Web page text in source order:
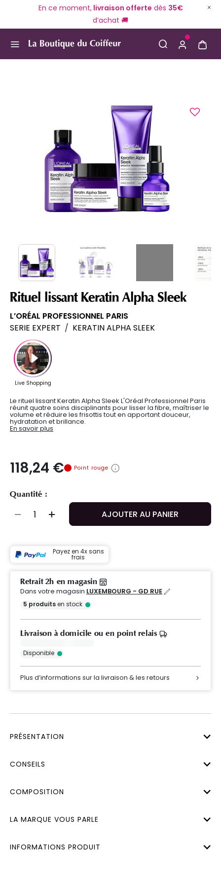
En ce moment,livraison offerte dès 35€
d’achat 🚚
Rituel lissant Keratin Alpha Sleek
L’ORÉAL PROFESSIONNEL PARIS
SERIE EXPERT / KERATIN ALPHA SLEEK
Le rituel lissant Keratin Alpha Sleek L'Oréal Professionnel Paris
réunit quatre soins disciplinants pour lisser la fibre, maîtriser le
volume et réduire les frisottis tout en apportant douceur,
hydratation et brillance.
En savoir plus
118,24 € Point rouge
Quantité :
AJOUTER AU PANIER
Payez en 4x sans
frais
Retrait 2h en magasin
Dans votre magasin LUXEMBOURG - GD RUE
5 produitsen stock
Livraison à domicile ou en point relais
Disponible
Plus d’informations sur la livraison & les retours
PRÉSENTATION
CONSEILS
COMPOSITION
LA MARQUE VOUS PARLE
INFORMATIONS PRODUIT